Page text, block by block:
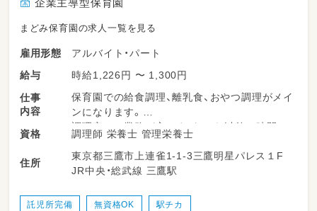
企業主導型保育園
まどみ保育園の求人一覧を見る
雇用形態
アルバイト・パート
給与
時給1,226円 〜 1,300円
仕事
内容
保育園での給食調理、離乳食、おやつ調理がメイ
ンになります。
調理室での業務が主ですが、それ以外の時間は
保育補助に入ることも可能です。
栄養士の方は献立作りから携わって頂きます。
資格 調理師 栄養士 管理栄養士
住所
東京都三鷹市上連雀1-1-3三鷹明星パレス１F
JR中央・総武線 三鷹駅
託児所完備 無資格OK 駅チカ